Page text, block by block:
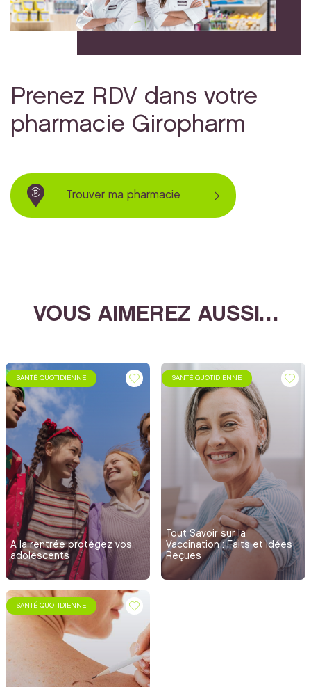
Prenez RDV dans votre
pharmacie Giropharm
Trouver ma pharmacie
VOUS AIMEREZ AUSSI…
SANTÉ QUOTIDIENNE
A la rentrée protégez vos
adolescents
SANTÉ QUOTIDIENNE
Tout Savoir sur la
Vaccination : Faits et Idées
Reçues
SANTÉ QUOTIDIENNE